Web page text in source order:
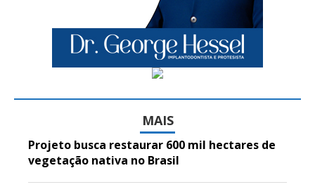
MAIS
Projeto busca restaurar 600 mil hectares de
vegetação nativa no Brasil